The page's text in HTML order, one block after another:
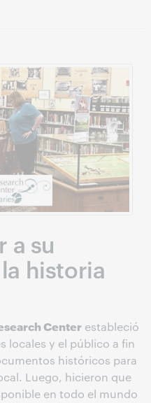
a su
historia
Center estableció
locales y el público a fin
históricos para
Luego, hicieron que
en todo el mundo